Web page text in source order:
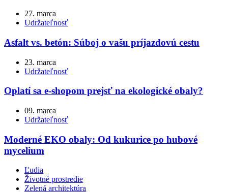
27. marca
Udržateľnosť
Asfalt vs. betón: Súboj o vašu príjazdovú cestu
23. marca
Udržateľnosť
Oplatí sa e-shopom prejsť na ekologické obaly?
09. marca
Udržateľnosť
Moderné EKO obaly: Od kukurice po hubové
mycelium
Ľudia
Životné prostredie
Zelená architektúra